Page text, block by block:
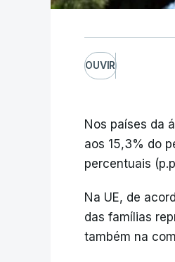
OUVIR
Nos países da
aos 15,3% do
percentuais
Na UE, de
das famílias
também na